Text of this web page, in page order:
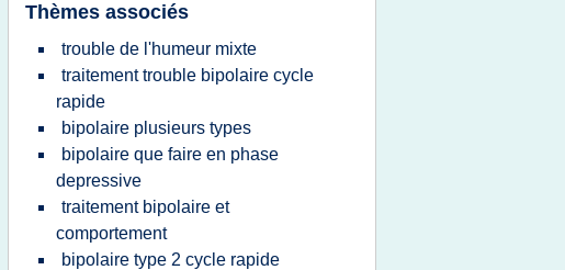
Thèmes associés
trouble de l'humeur mixte
traitement trouble bipolaire cycle
rapide
bipolaire plusieurs types
bipolaire que faire en phase
depressive
traitement bipolaire et
comportement
bipolaire type 2 cycle rapide